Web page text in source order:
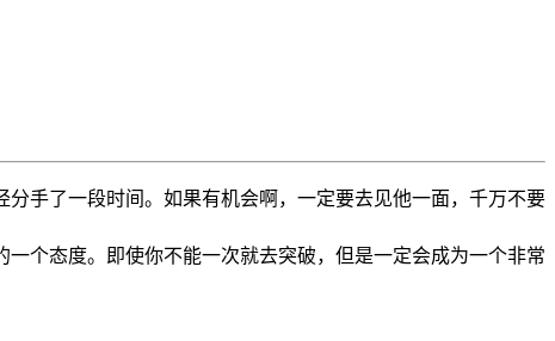
手了一段时间。如果有机会啊，一定要去见他一面，千万不要
个态度。即使你不能一次就去突破，但是一定会成为一个非常